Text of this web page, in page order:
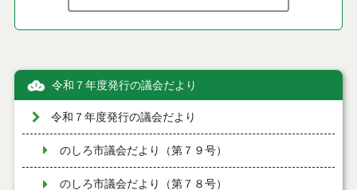
令和７年度発行の議会だより
令和７年度発行の議会だより
のしろ市議会だより（第７９号）
のしろ市議会だより（第７８号）